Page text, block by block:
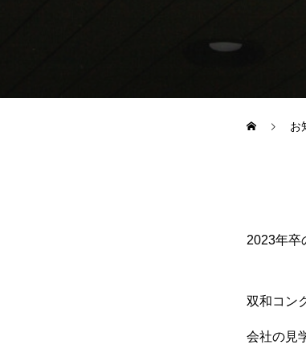
COMPANY
お
2023年卒
双和コン
会社の見